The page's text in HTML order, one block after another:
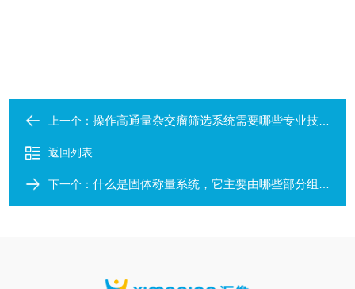
上一个：操作高通量杂交瘤筛选系统需要哪些专业技能和知识？
返回列表
下一个：什么是固体称量系统，它主要由哪些部分组成？